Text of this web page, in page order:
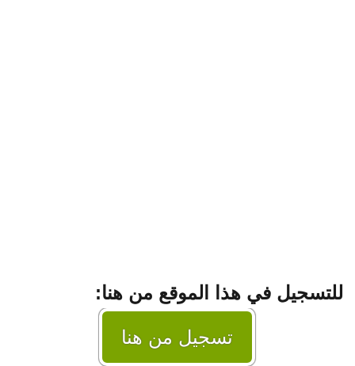
للتسجيل في هذا الموقع من هنا:
تسجيل من هنا